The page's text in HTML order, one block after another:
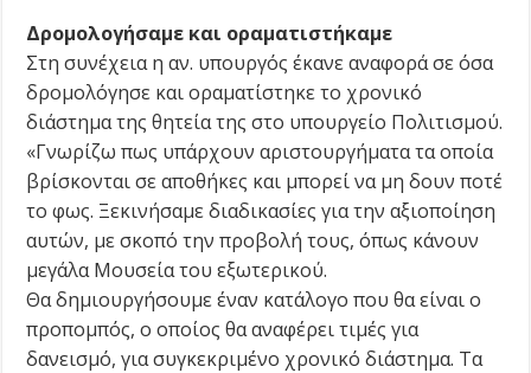
Δρομολογήσαμε και οραματιστήκαμε
Στη συνέχεια η αν. υπουργός έκανε αναφορά σε όσα
δρομολόγησε και οραματίστηκε το χρονικό
διάστημα της θητεία της στο υπουργείο Πολιτισμού.
«Γνωρίζω πως υπάρχουν αριστουργήματα τα οποία
βρίσκονται σε αποθήκες και μπορεί να μη δουν ποτέ
το φως. Ξεκινήσαμε διαδικασίες για την αξιοποίηση
αυτών, με σκοπό την προβολή τους, όπως κάνουν
μεγάλα Μουσεία του εξωτερικού.
Θα δημιουργήσουμε έναν κατάλογο που θα είναι ο
προπομπός, ο οποίος θα αναφέρει τιμές για
δανεισμό, για συγκεκριμένο χρονικό διάστημα. Τα